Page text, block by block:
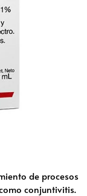
de procesos
conjuntivitis.